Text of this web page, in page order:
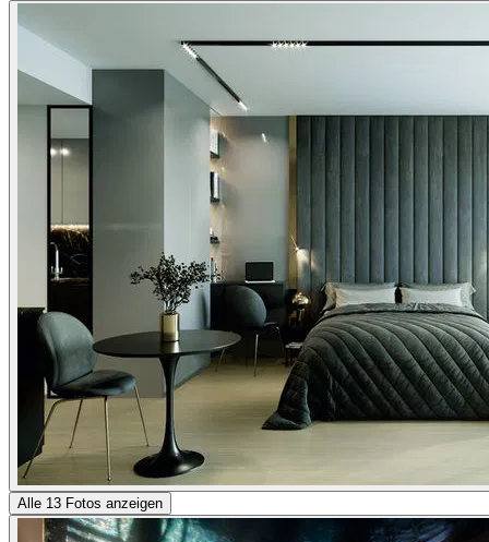
Alle 13 Fotos anzeigen